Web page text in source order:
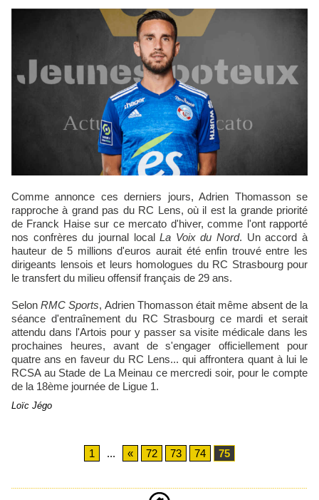
Comme annonce ces derniers jours, Adrien Thomasson se
rapproche à grand pas du RC Lens, où il est la grande priorité
de Franck Haise sur ce mercato d'hiver, comme l'ont rapporté
nos confrères du journal localLa Voix du Nord. Un accord à
hauteur de 5 millions d'euros aurait été enfin trouvé entre les
dirigeants lensois et leurs homologues du RC Strasbourg pour
le transfert du milieu offensif français de 29 ans.
SelonRMC Sports, Adrien Thomasson était même absent de la
séance d'entraînement du RC Strasbourg ce mardi et serait
attendu dans l'Artois pour y passer sa visite médicale dans les
prochaines heures, avant de s'engager officiellement pour
quatre ans en faveur du RC Lens... qui affrontera quant à lui le
RCSA au Stade de La Meinau ce mercredi soir, pour le compte
de la 18ème journée de Ligue 1.
Loïc Jégo
1 ... « 72 73 74 75